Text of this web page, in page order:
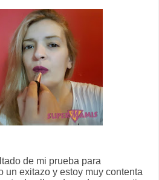
de mi prueba para
un exitazo y estoy muy contenta